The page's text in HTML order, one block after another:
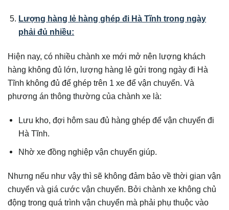
Lượng hàng lẻ hàng ghép đi Hà Tĩnh trong ngày
phải đủ nhiều:
Hiện nay, có nhiều chành xe mới mở nên lượng khách
hàng không đủ lớn, lượng hàng lẻ gửi trong ngày đi Hà
Tĩnh không đủ để ghép trên 1 xe để vận chuyển. Và
phương án thông thường của chành xe là:
Lưu kho, đợi hôm sau đủ hàng ghép để vận chuyển đi
Hà Tĩnh.
Nhờ xe đồng nghiệp vận chuyển giúp.
Nhưng nếu như vậy thì sẽ không đảm bảo về thời gian vận
chuyển và giá cước vận chuyển. Bởi chành xe không chủ
động trong quá trình vận chuyển mà phải phụ thuộc vào